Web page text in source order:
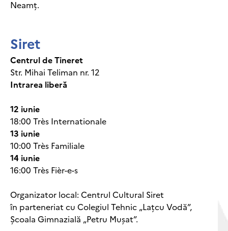
Neamț.
Siret
Centrul de Tineret
Str. Mihai Teliman nr. 12
Intrarea liberă
12 iunie
18:00 Très Internationale
13 iunie
10:00 Très Familiale
14 iunie
16:00 Très Fièr-e-s
Organizator local: Centrul Cultural Siret
în parteneriat cu Colegiul Tehnic „Lațcu Vodă”,
Școala Gimnazială „Petru Mușat”.